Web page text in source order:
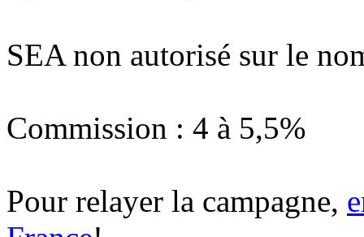
SEA non autorisé sur le
Commission : 4 à 5,5%
Pour relayer la campagne,